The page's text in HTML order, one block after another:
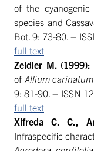
of the cyanogenic
species and
Bot. 9: 73-80. –
full text
Zeidler M. (1999):
of Allium carinatum
9: 81-90. – ISSN
full text
Xifreda C. C.,
Infraspecific